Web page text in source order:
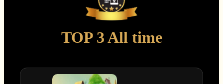
TOP 3 All time